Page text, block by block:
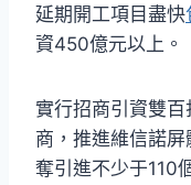
延期開工項目盡快
資450億元以上。
實行招商引資雙
商，推進維信諾
奪引進不少于110